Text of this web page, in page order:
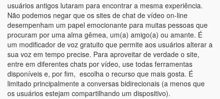
usuários antigos lutaram para encontrar a mesma experiência.
Não podemos negar que os sites de chat de vídeo on-line
desempenham um papel emocionante para muitas pessoas que
procuram por uma alma gêmea, um(a) amigo(a) ou amante. É
um modificador de voz gratuito que permite aos usuários alterar a
sua voz em tempo precise. Para aproveitar de verdade o site,
entre em diferentes chats por vídeo, use todas ferramentas
disponíveis e, por fim, escolha o recurso que mais gosta. É
limitado principalmente a conversas bidirecionais (a menos que
os usuários estejam compartilhando um dispositivo).